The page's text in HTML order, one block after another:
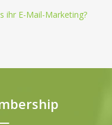
ihr E-Mail-Marketing?